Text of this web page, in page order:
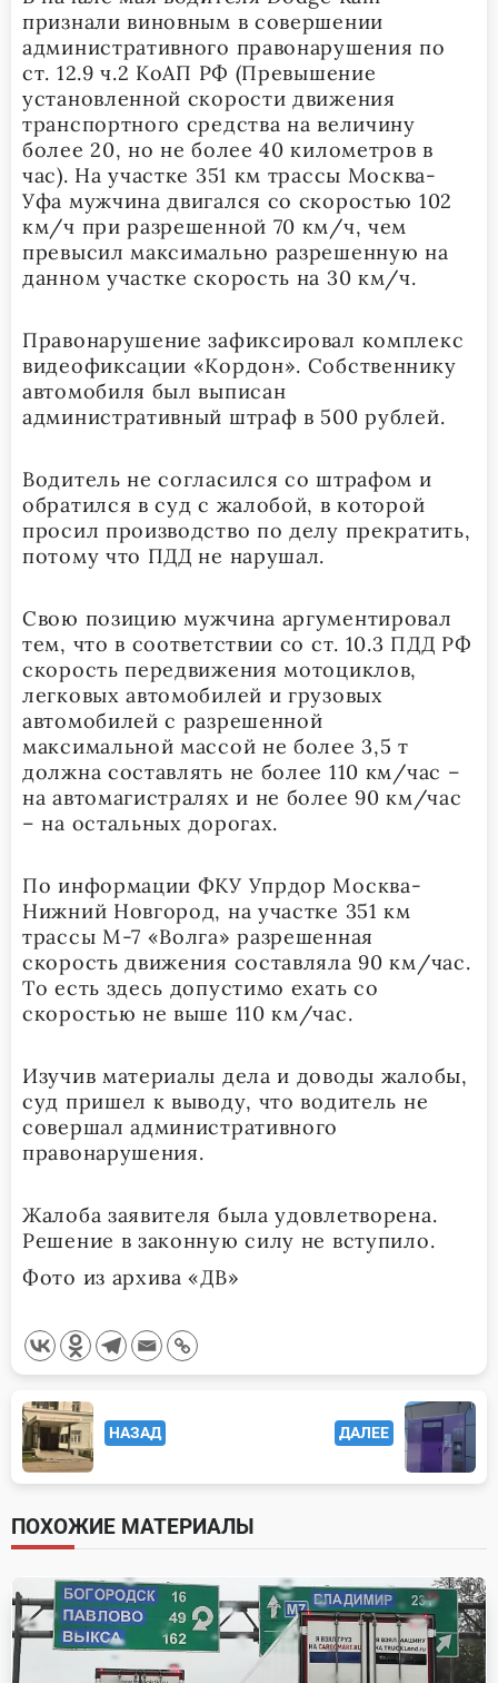
признали виновным в совершении
административного правонарушения по
ст. 12.9 ч.2 КоАП РФ (Превышение
установленной скорости движения
транспортного средства на величину
более 20, но не более 40 километров в
час). На участке 351 км трассы Москва-
Уфа мужчина двигался со скоростью 102
км/ч при разрешенной 70 км/ч, чем
превысил максимально разрешенную на
данном участке скорость на 30 км/ч.
Правонарушение зафиксировал комплекс
видеофиксации «Кордон». Собственнику
автомобиля был выписан
административный штраф в 500 рублей.
Водитель не согласился со штрафом и
обратился в суд с жалобой, в которой
просил производство по делу прекратить,
потому что ПДД не нарушал.
Свою позицию мужчина аргументировал
тем, что в соответствии со ст. 10.3 ПДД РФ
скорость передвижения мотоциклов,
легковых автомобилей и грузовых
автомобилей с разрешенной
максимальной массой не более 3,5 т
должна составлять не более 110 км/час –
на автомагистралях и не более 90 км/час
– на остальных дорогах.
По информации ФКУ Упрдор Москва-
Нижний Новгород, на участке 351 км
трассы М-7 «Волга» разрешенная
скорость движения составляла 90 км/час.
То есть здесь допустимо ехать со
скоростью не выше 110 км/час.
Изучив материалы дела и доводы жалобы,
суд пришел к выводу, что водитель не
совершал административного
правонарушения.
Жалоба заявителя была удовлетворена.
Решение в законную силу не вступило.
Фото из архива «ДВ»
<span
class="nav-
subtitle
screen-
reader-
text">Page</span>
НАЗАД ДАЛЕЕ
ПОХОЖИЕ МАТЕРИАЛЫ